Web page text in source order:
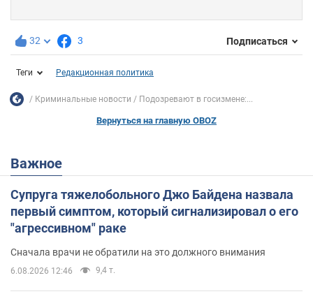
32 3 Подписаться
Теги Редакционная политика
Криминальные новости Подозревают в госизмене:...
Вернуться на главную OBOZ
Важное
Супруга тяжелобольного Джо Байдена назвала
первый симптом, который сигнализировал о его
"агрессивном" раке
Сначала врачи не обратили на это должного внимания
6.08.2026 12:46 9,4 т.